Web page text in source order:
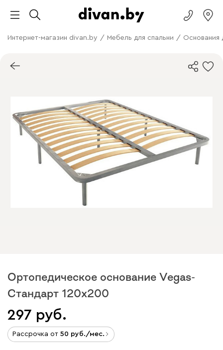
Интернет-магазин divan.by / Мебель для спальни / Основания
Ортопедическое основание Vegas-
Стандарт 120х200
297
Рассрочка от 50 /мес.